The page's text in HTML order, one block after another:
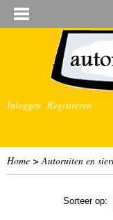
Inloggen Registreren
Home >Autoruiten en
Sorteer op: